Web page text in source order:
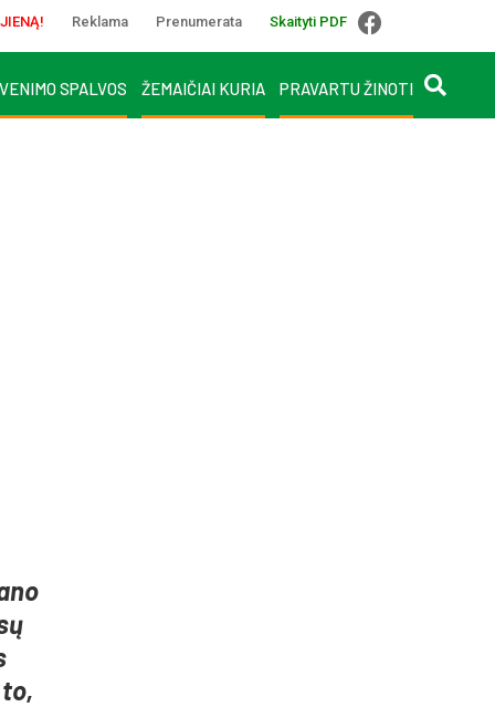
Reklama Prenumerata Skaityti PDF
SPALVOS ŽEMAIČIAI KURIA PRAVARTU ŽINOTI